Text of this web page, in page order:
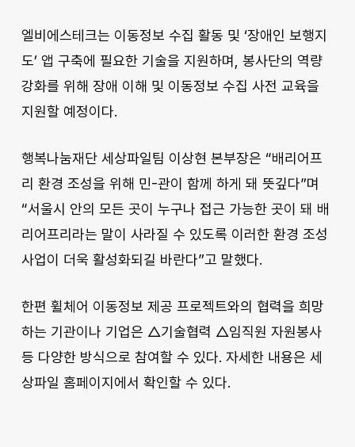
엘비에스테크는 이동정보 수집 활동 및 ‘장애인 보행지
도’ 앱 구축에 필요한 기술을 지원하며, 봉사단의 역량
강화를 위해 장애 이해 및 이동정보 수집 사전 교육을
지원할 예정이다.
행복나눔재단 세상파일팀 이상현 본부장은 “배리어프
리 환경 조성을 위해 민-관이 함께 하게 돼 뜻깊다”며
“서울시 안의 모든 곳이 누구나 접근 가능한 곳이 돼 배
리어프리라는 말이 사라질 수 있도록 이러한 환경 조성
사업이 더욱 활성화되길 바란다”고 말했다.
한편 휠체어 이동정보 제공 프로젝트와의 협력을 희망
하는 기관이나 기업은 △기술협력 △임직원 자원봉사
등 다양한 방식으로 참여할 수 있다. 자세한 내용은 세
상파일 홈페이지에서 확인할 수 있다.